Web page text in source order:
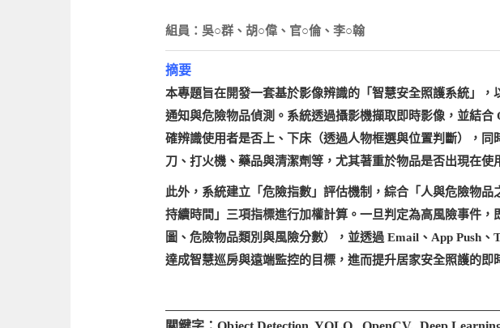
組員：吳○群、胡○偉、官○倫、李○翰
摘要
本專題旨在開發一套基於影像辨識的「智慧安全照護系統」
通知與危險物品偵測。系統透過攝影機擷取即時影像，並結
確辨識使用者是否上、下床（透過人物框選與位置判斷），
刀、打火機、藥品與清潔劑等，尤其著重於物品是否出現在使
此外，系統建立「危險指數」評估機制，綜合「人與危險物
持續時間」三項指標進行加權計算。一旦判定為高風險事件
圖、危險物品類別與風險分數），並透過 Email、App Push
達成智慧巡房與遠端監控的目標，進而提升居家安全照護的即